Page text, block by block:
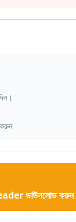
ডাউনলোড করুন